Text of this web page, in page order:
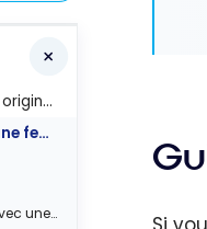
Guide pratique pour un cadeau original pas cher
Idées de cadeaux utiles pour une femme, un homme ou un ado avec les points
Une année d'adhésion gratuite avec une Carte de membre Costco